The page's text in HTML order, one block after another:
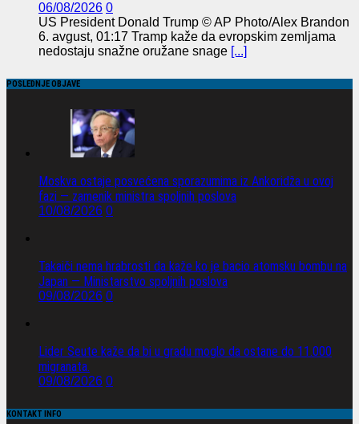
06/08/2026 0
US President Donald Trump © AP Photo/Alex Brandon
6. avgust, 01:17 Tramp kaže da evropskim zemljama
nedostaju snažne oružane snage [...]
POSLEDNJE OBJAVE
Moskva ostaje posvećena sporazumima iz Ankoridža u ovoj
fazi — zamenik ministra spoljnih poslova
10/08/2026 0
Takaiči nema hrabrosti da kaže ko je bacio atomsku bombu na
Japan — Ministarstvo spoljnih poslova
09/08/2026 0
Lider Seute kaže da bi u gradu moglo da ostane do 11.000
migranata.
09/08/2026 0
KONTAKT INFO